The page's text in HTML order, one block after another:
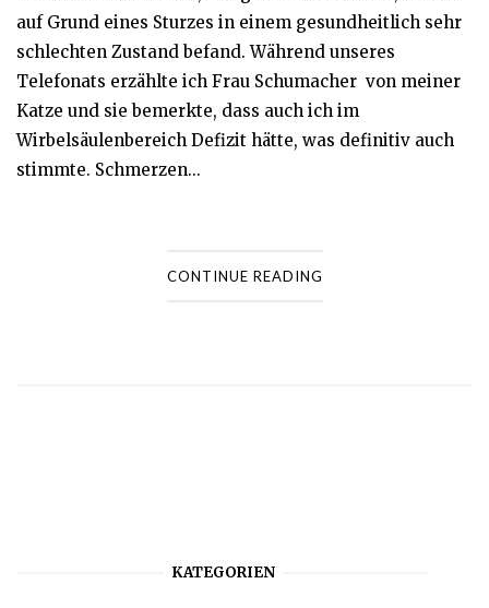
auf Grund eines Sturzes in einem gesundheitlich sehr
schlechten Zustand befand. Während unseres
Telefonats erzählte ich Frau Schumacher von meiner
Katze und sie bemerkte, dass auch ich im
Wirbelsäulenbereich Defizit hätte, was definitiv auch
stimmte. Schmerzen...
CONTINUE READING
KATEGORIEN